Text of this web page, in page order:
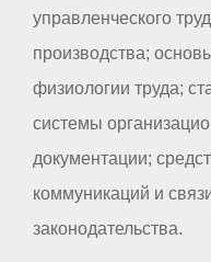
управленческого
производства;
физиологии труда;
системы
документации;
коммуникаций и
законодательства.